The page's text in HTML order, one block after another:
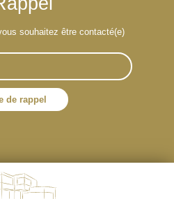
souhaitez être contacté(e)
de rappel